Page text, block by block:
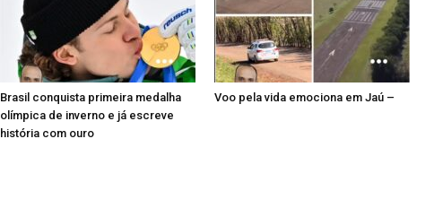
Brasil conquista primeira medalha
olímpica de inverno e já escreve
história com ouro
Voo pela vida emociona em Jaú –